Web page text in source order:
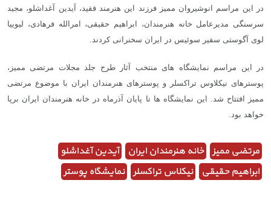
در این مراسم انوشیروان ممیز فرزند این هنرمند فقید، آیدین آغداشلو، مجید
سرسنگی مدیرعامل خانه هنرمندان، ابراهیم حقیقی، امرالله فرهادی، لیوییا
لوی آگوستی سفیر سوئیس در ایران سخنرانی کردند.
در این مراسم نمایشگاه‌ های منتخب آثار طرح جلد مجلات مرتضی ممیز،
پوسترهای نیکلاوس تراکسلر و پوسترهای هنرمندان ایران با موضوع مرتضی
ممیز افتتاح شد. این نمایشگاه‌ ها تا پایان آذرماه در خانه هنرمندان ایران برپا
خواهد بود.
مرتضی ممیز خانه هنرمندان ایران
آیدین آغداشلو
ابراهیم حقیقی
نیکلاس تراکسلر نمایشگاه پوستر